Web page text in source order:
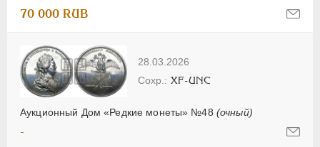
70 000 RUB
28.03.2026
Аукционный Дом «Редкие монеты» №48 (очный)
XF-UNC
-